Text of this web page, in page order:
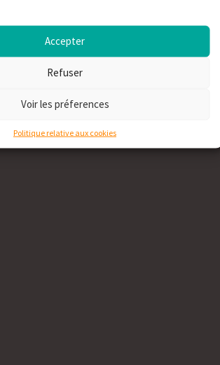
Accepter
Refuser
Voir les préferences
Politique relative aux cookies
PARTENAIRE